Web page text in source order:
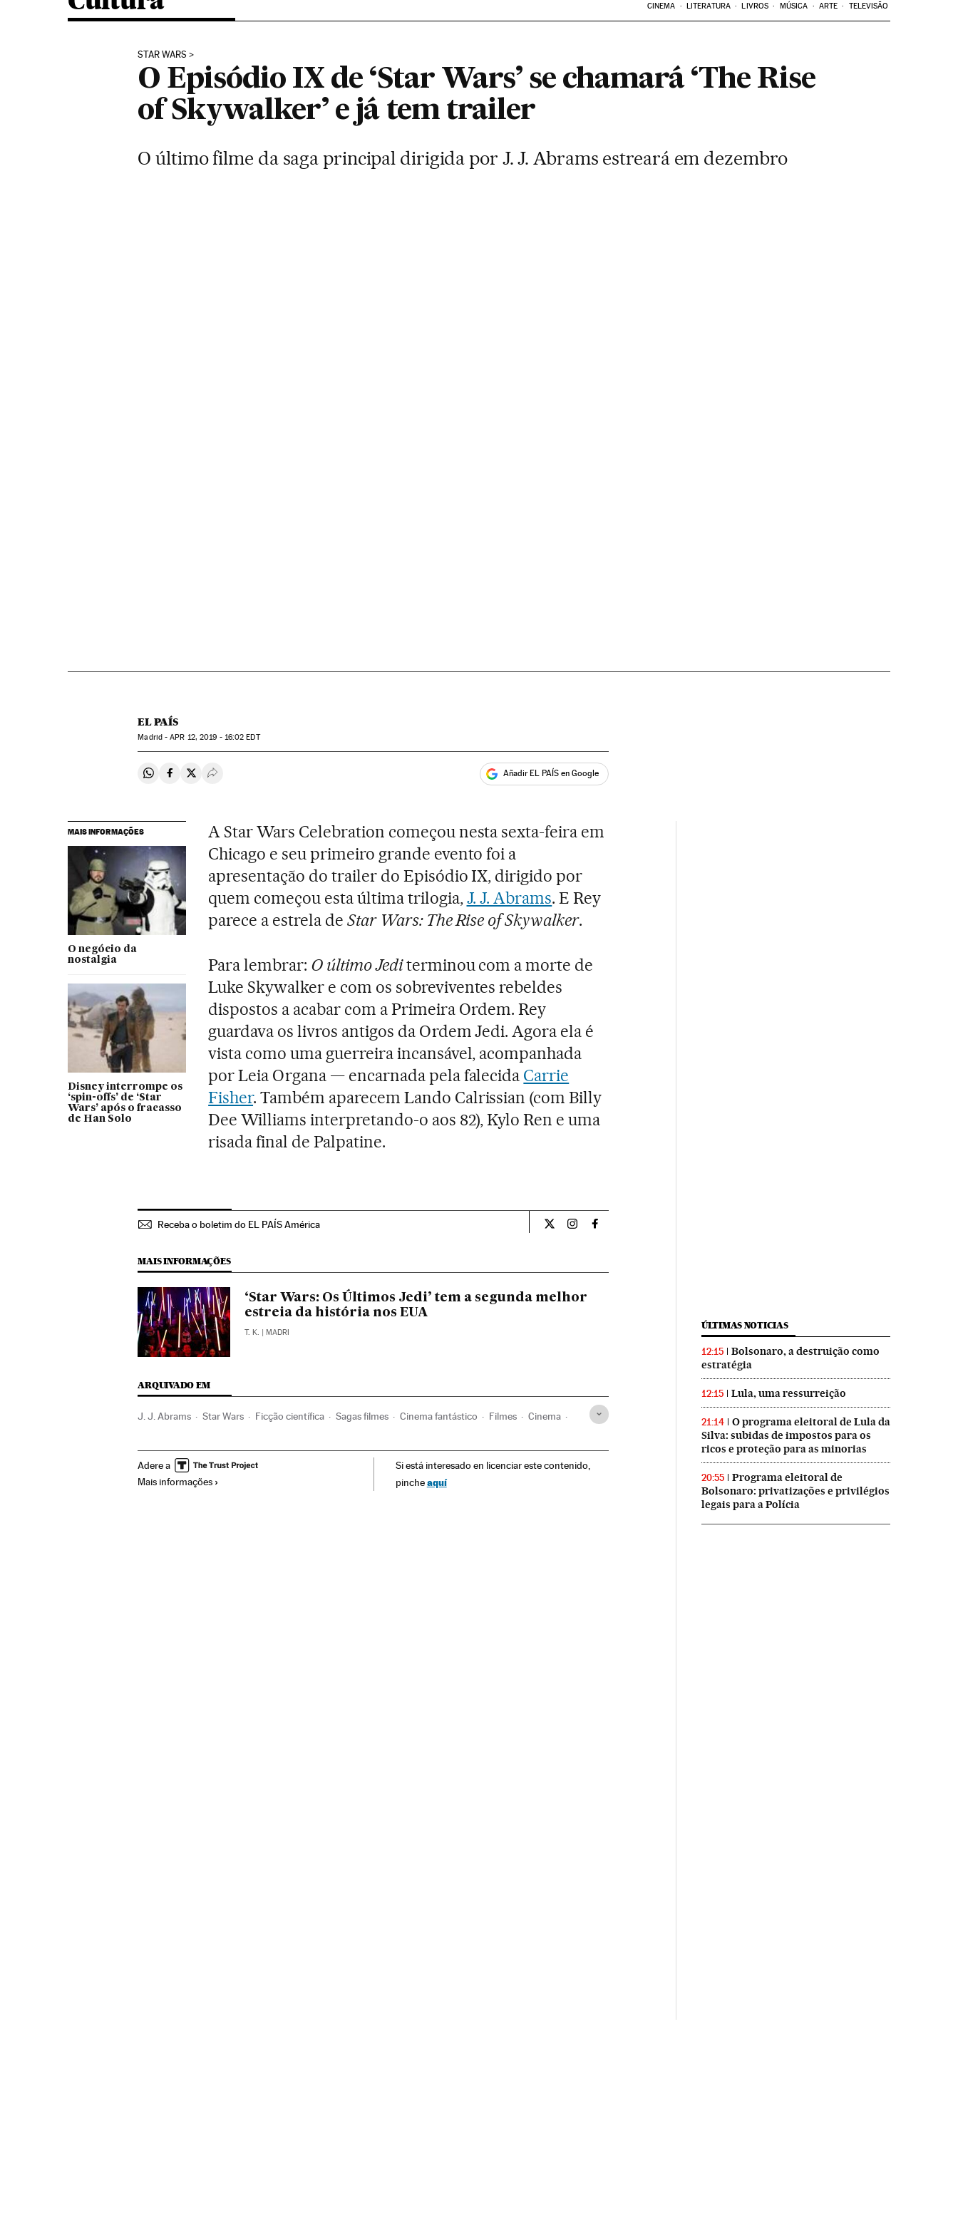
CINEMA LITERATURA LIVROS MÚSICA ARTE TELEVISÃO
STAR WARS
O Episódio IX de ‘Star Wars’ se chamará ‘The Rise
of Skywalker’ e já tem trailer
O último filme da saga principal dirigida por J. J. Abrams estreará em dezembro
EL PAÍS
Madrid -APR 12, 2019 - 16:02 EDT
Compartir en Whatsapp
Compartir en Facebook
Compartir en Twitter
Desplegar Redes Sociales Añadir EL PAÍS en Google
MAIS INFORMAÇÕES
O negócio da
nostalgia
Disney interrompe os
‘spin-offs’ de ‘Star
Wars’ após o fracasso
de Han Solo
A Star Wars Celebration começou nesta sexta-feira em
Chicago e seu primeiro grande evento foi a
apresentação do trailer do Episódio IX, dirigido por
quem começou esta última trilogia,J. J. Abrams. E Rey
parece a estrela de Star Wars: The Rise of Skywalker.
Para lembrar: O último Jediterminou com a morte de
Luke Skywalker e com os sobreviventes rebeldes
dispostos a acabar com a Primeira Ordem. Rey
guardava os livros antigos da Ordem Jedi. Agora ela é
vista como uma guerreira incansável, acompanhada
por Leia Organa — encarnada pela falecida Carrie
Fisher. Também aparecem Lando Calrissian (com Billy
Dee Williams interpretando-o aos 82), Kylo Ren e uma
risada final de Palpatine.
Receba o boletim do EL PAÍS América Cultura El País Brasil en Twitter
Cultura El País Brasil en Instagram
Cultura El País Brasil en Facebook
MAIS INFORMAÇÕES
‘Star Wars: Os Últimos Jedi’ tem a segunda melhor
estreia da história nos EUA
T. K. | MADRI
ARQUIVADO EM
J. J. Abrams Star Wars Ficção científica Sagas filmes Cinema fantástico Filmes Cinema
Adere a
Mais informações
Si está interesado en licenciar este contenido,
pincheaquí
ÚLTIMAS NOTICIAS
12:15
Bolsonaro, a destruição como
estratégia
12:15 Lula, uma ressurreição
21:14
O programa eleitoral de Lula da
Silva: subidas de impostos para os
ricos e proteção para as minorias
20:55
Programa eleitoral de
Bolsonaro: privatizações e privilégios
legais para a Polícia